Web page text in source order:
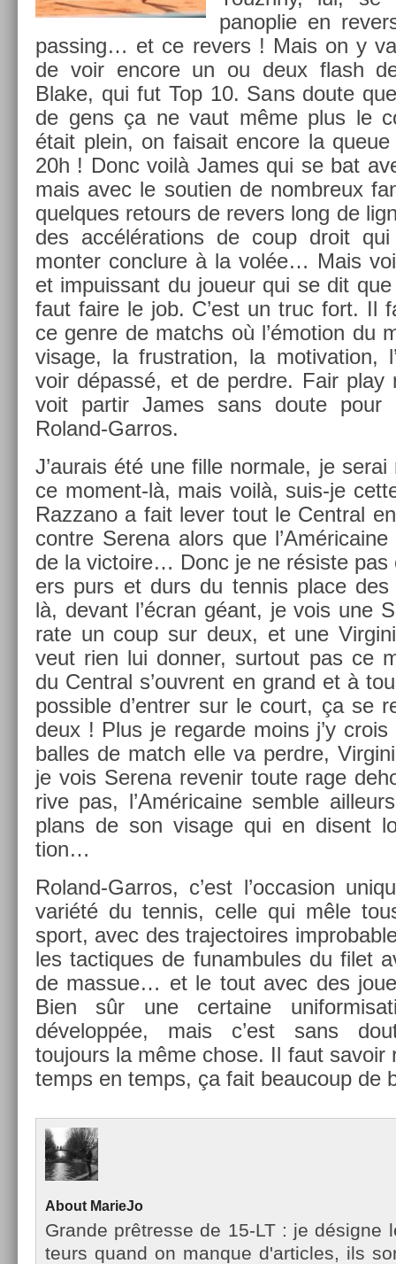
panop­lie en
pass­ing… et ce re­v­ers ! Mais on y
de voir en­core un ou deux flash
Blake, qui fut Top 10. Sans doute
de gens ça ne vaut même plus le
était plein, on faisait en­core la
20h ! Donc voilà James qui se bat
mais avec le souti­en de nombreux
quel­ques re­tours de re­v­ers long de
des accéléra­tions de coup droit
mont­er con­clure à la volée… Mais
et im­puis­sant du joueur qui se dit que
faut faire le job. C’est un truc fort. Il
ce genre de matchs où l’émo­tion du
visage, la frustra­tion, la motiva­tion,
voir dépassé, et de per­dre. Fair play
voit par­tir James sans doute
Roland-Garros.
J’aurais été une fille nor­male, je
ce moment-là, mais voilà, suis-je
Raz­zano a fait lever tout le Centr­al
con­tre Serena alors que
de la vic­toire… Donc je ne résiste
ers purs et durs du ten­nis place des
là, de­vant l’écran géant, je vois une
rate un coup sur deux, et une
veut rien lui donn­er, sur­tout pas ce
du Centr­al s’ouv­rent en grand et à
pos­sible d’entr­er sur le court, ça se
deux ! Plus je re­gar­de moins j’y
bal­les de match elle va per­dre,
je vois Serena re­venir toute rage
rive pas, l’Américaine semble
plans de son visage qui en dis­ent
tion…
Roland-Garros, c’est l’oc­cas­ion
variété du ten­nis, celle qui mêle
sport, avec des trajec­toires
les tac­tiques de funam­bules du filet
de mas­sue… et le tout avec des
Bien sûr une cer­taine
développée, mais c’est sans
toujours la même chose. Il faut savoir
temps en temps, ça fait be­aucoup de
About MarieJo
Gran­de prêtres­se de 15-LT : je désigne
teurs quand on man­que d'ar­ticles, ils